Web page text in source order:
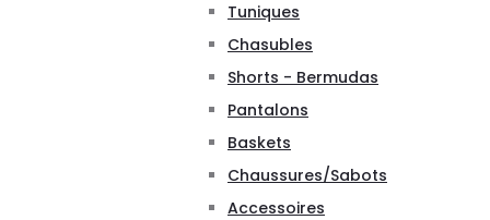
Tuniques
Chasubles
Shorts - Bermudas
Pantalons
Baskets
Chaussures/Sabots
Accessoires